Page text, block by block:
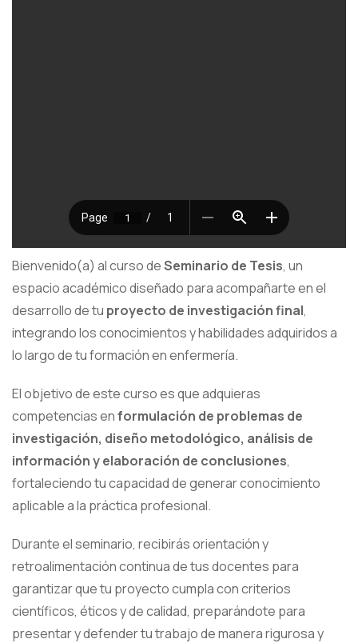
Bienvenido(a) al curso deSeminario de Tesis, un
espacio académico diseñado para acompañarte en el
desarrollo de tu proyecto de investigación final,
integrando los conocimientos y habilidades adquiridos a
lo largo de tu formación en enfermería.
El objetivo de este curso es que adquieras
competencias enformulación de problemas de
investigación, diseño metodológico, análisis de
información y elaboración de conclusiones,
fortaleciendo tu capacidad de generar conocimiento
aplicable a la práctica profesional.
Durante el seminario, recibirás orientación y
retroalimentación continua de tus docentes para
garantizar que tu proyecto cumpla con criterios
científicos, éticos y de calidad, preparándote para
presentar y defender tu trabajo de manera rigurosa y